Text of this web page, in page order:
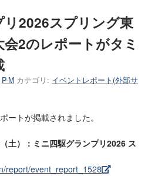
リ2026スプリング東
2のレポートがタミ
P-M カテゴリ: イベントレポート(外部サ
ートが掲載されました。
土）：ミニ四駆グランプリ2026 ス
report/event_report_1528